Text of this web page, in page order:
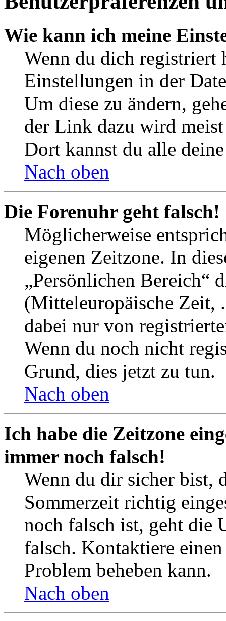
Wie kann ich meine
Wenn du dich registriert
Einstellungen in der
Um diese zu ändern,
der Link dazu wird
Dort kannst du alle
Nach oben
Die Forenuhr geht falsch!
Möglicherweise
eigenen Zeitzone. In
„Persönlichen Bereich“
(Mitteleuropäische Zeit,
dabei nur von
Wenn du noch nicht
Grund, dies jetzt zu tun.
Nach oben
Ich habe die Zeitzone
immer noch falsch!
Wenn du dir sicher bist,
Sommerzeit richtig
noch falsch ist, geht die
falsch. Kontaktiere
Problem beheben kann.
Nach oben